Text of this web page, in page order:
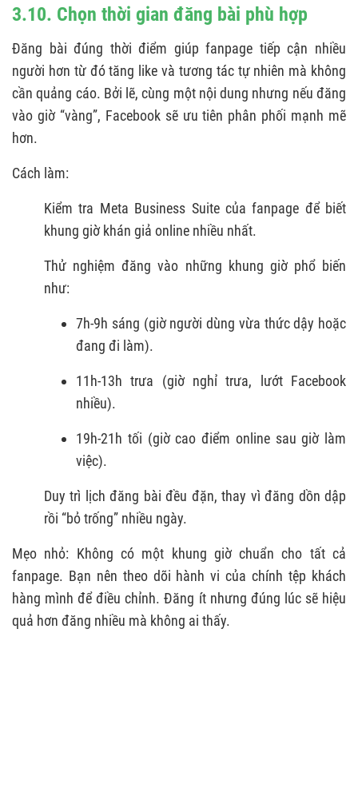
3.10. Chọn thời gian đăng bài phù hợp
Đăng bài đúng thời điểm giúp fanpage tiếp cận nhiều
người hơn từ đó tăng like và tương tác tự nhiên mà không
cần quảng cáo. Bởi lẽ, cùng một nội dung nhưng nếu đăng
vào giờ “vàng”, Facebook sẽ ưu tiên phân phối mạnh mẽ
hơn.
Cách làm:
Kiểm tra Meta Business Suite của fanpage để biết
khung giờ khán giả online nhiều nhất.
Thử nghiệm đăng vào những khung giờ phổ biến
như:
7h-9h sáng (giờ người dùng vừa thức dậy hoặc
đang đi làm).
11h-13h trưa (giờ nghỉ trưa, lướt Facebook
nhiều).
19h-21h tối (giờ cao điểm online sau giờ làm
việc).
Duy trì lịch đăng bài đều đặn, thay vì đăng dồn dập
rồi “bỏ trống” nhiều ngày.
Mẹo nhỏ: Không có một khung giờ chuẩn cho tất cả
fanpage. Bạn nên theo dõi hành vi của chính tệp khách
hàng mình để điều chỉnh. Đăng ít nhưng đúng lúc sẽ hiệu
quả hơn đăng nhiều mà không ai thấy.